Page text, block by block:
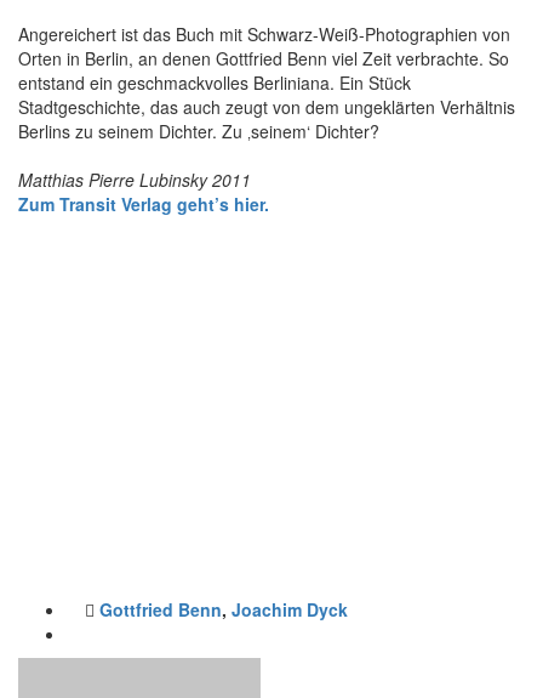
Angereichert ist das Buch mit Schwarz-Weiß-Photographien von
Orten in Berlin, an denen Gottfried Benn viel Zeit verbrachte. So
entstand ein geschmackvolles Berliniana. Ein Stück
Stadtgeschichte, das auch zeugt von dem ungeklärten Verhältnis
Berlins zu seinem Dichter. Zu ‚seinem‘ Dichter?
Matthias Pierre Lubinsky 2011
Zum Transit Verlag geht’s hier.
Gottfried Benn, Joachim Dyck